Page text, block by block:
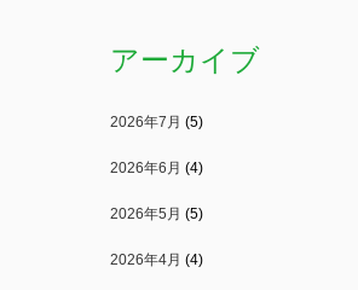
アーカイブ
2026年7月 (5)
2026年6月 (4)
2026年5月 (5)
2026年4月 (4)